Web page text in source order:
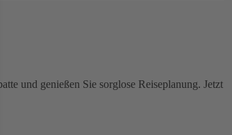
und genießen Sie sorglose Reiseplanung. Jetzt